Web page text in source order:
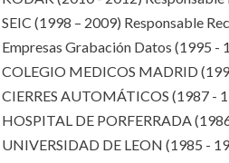
SEIC (1998 – 2009) Responsable
Empresas Grabación Datos (1995 -
COLEGIO MEDICOS MADRID
CIERRES AUTOMÁTICOS (1987 -
HOSPITAL DE PORFERRADA
UNIVERSIDAD DE LEON (1985 -